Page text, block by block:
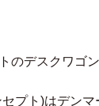
のデスクワゴ
プト)はデン